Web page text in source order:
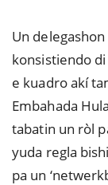
Un
konsistiendo
e kuadro akí
Embahada
tabatin un ròl
yuda regla
pa un